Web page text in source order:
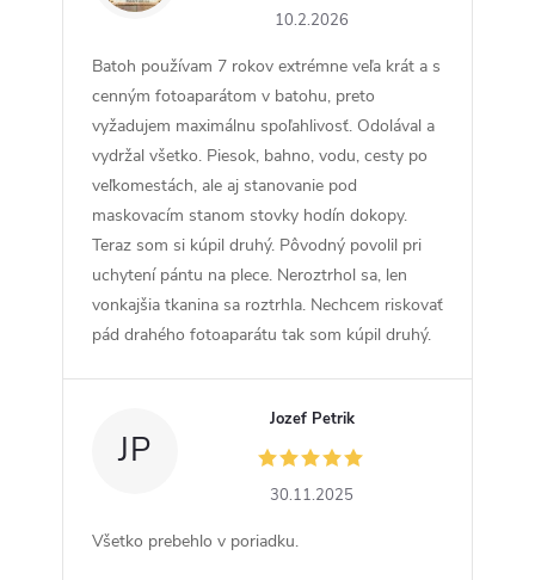
10.2.2026
Batoh používam 7 rokov extrémne veľa krát a s
cenným fotoaparátom v batohu, preto
vyžadujem maximálnu spoľahlivosť. Odolával a
vydržal všetko. Piesok, bahno, vodu, cesty po
veľkomestách, ale aj stanovanie pod
maskovacím stanom stovky hodín dokopy.
Teraz som si kúpil druhý. Pôvodný povolil pri
uchytení pántu na plece. Neroztrhol sa, len
vonkajšia tkanina sa roztrhla. Nechcem riskovať
pád drahého fotoaparátu tak som kúpil druhý.
JP
Jozef Petrik
30.11.2025
Všetko prebehlo v poriadku.